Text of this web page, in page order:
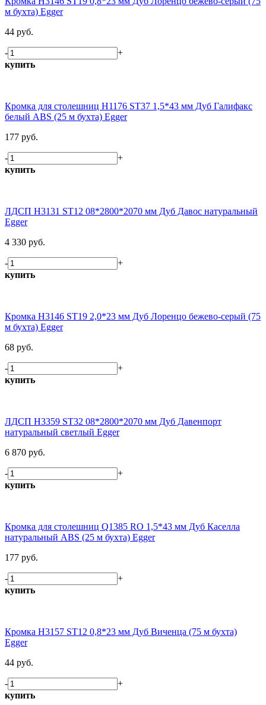
м бухта) Egger
44 руб.
-
+
купить
Кромка для столешниц H1176 ST37 1,5*43 мм Дуб Галифакс
белый ABS (25 м бухта) Egger
177 руб.
-
+
купить
ЛДСП H3131 ST12 08*2800*2070 мм Дуб Давос натуральный
Egger
4 330 руб.
-
+
купить
Кромка H3146 ST19 2,0*23 мм Дуб Лоренцо бежево-серый (75
м бухта) Egger
68 руб.
-
+
купить
ЛДСП H3359 ST32 08*2800*2070 мм Дуб Давенпорт
натуральный светлый Egger
6 870 руб.
-
+
купить
Кромка для столешниц Q1385 RO 1,5*43 мм Дуб Каселла
натуральный ABS (25 м бухта) Egger
177 руб.
-
+
купить
Кромка H3157 ST12 0,8*23 мм Дуб Виченца (75 м бухта)
Egger
44 руб.
-
+
купить